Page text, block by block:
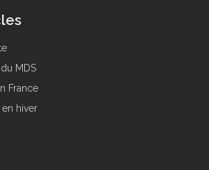
MDS
France
en hiver